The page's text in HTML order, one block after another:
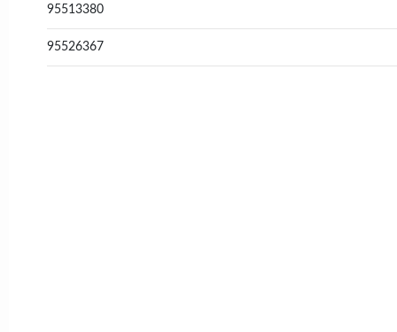
95513380
95526367